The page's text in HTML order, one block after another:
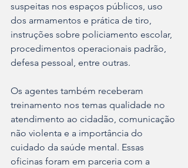
suspeitas nos espaços públicos, uso
dos armamentos e prática de tiro,
instruções sobre policiamento escolar,
procedimentos operacionais padrão,
defesa pessoal, entre outras.
Os agentes também receberam
treinamento nos temas qualidade no
atendimento ao cidadão, comunicação
não violenta e a importância do
cuidado da saúde mental. Essas
oficinas foram em parceria com a